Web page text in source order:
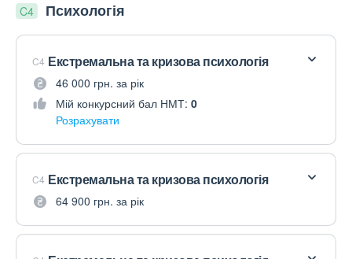
C4 Психологія
C4 Екстремальна та кризова психологія
46 000 грн. за рік
Мій конкурсний бал НМТ: 0
Розрахувати
C4 Екстремальна та кризова психологія
64 900 грн. за рік